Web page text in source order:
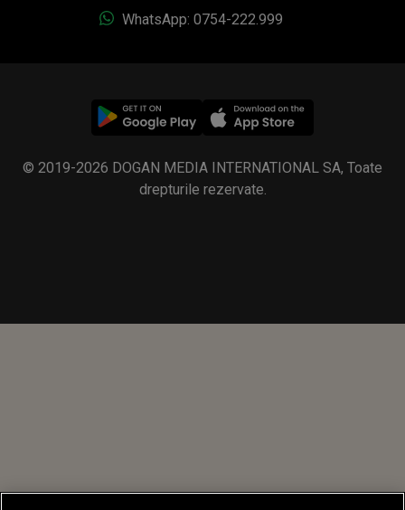
WhatsApp: 0754-222.999
© 2019-2026 DOGAN MEDIA INTERNATIONAL SA, Toate
drepturile rezervate.